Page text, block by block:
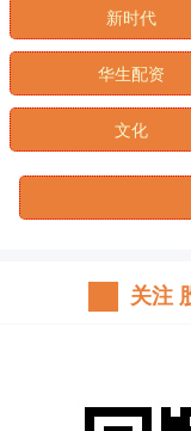
新时代
华生配资
文化
关注